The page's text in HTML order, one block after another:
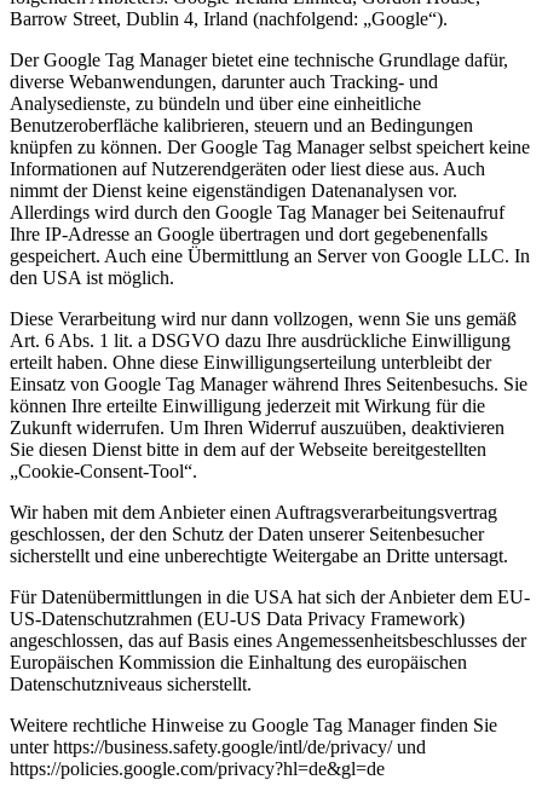
Barrow Street, Dublin 4, Irland (nachfolgend: „Google“).
Der Google Tag Manager bietet eine technische Grundlage dafür,
diverse Webanwendungen, darunter auch Tracking- und
Analysedienste, zu bündeln und über eine einheitliche
Benutzeroberfläche kalibrieren, steuern und an Bedingungen
knüpfen zu können. Der Google Tag Manager selbst speichert keine
Informationen auf Nutzerendgeräten oder liest diese aus. Auch
nimmt der Dienst keine eigenständigen Datenanalysen vor.
Allerdings wird durch den Google Tag Manager bei Seitenaufruf
Ihre IP-Adresse an Google übertragen und dort gegebenenfalls
gespeichert. Auch eine Übermittlung an Server von Google LLC. In
den USA ist möglich.
Diese Verarbeitung wird nur dann vollzogen, wenn Sie uns gemäß
Art. 6 Abs. 1 lit. a DSGVO dazu Ihre ausdrückliche Einwilligung
erteilt haben. Ohne diese Einwilligungserteilung unterbleibt der
Einsatz von Google Tag Manager während Ihres Seitenbesuchs. Sie
können Ihre erteilte Einwilligung jederzeit mit Wirkung für die
Zukunft widerrufen. Um Ihren Widerruf auszuüben, deaktivieren
Sie diesen Dienst bitte in dem auf der Webseite bereitgestellten
„Cookie-Consent-Tool“.
Wir haben mit dem Anbieter einen Auftragsverarbeitungsvertrag
geschlossen, der den Schutz der Daten unserer Seitenbesucher
sicherstellt und eine unberechtigte Weitergabe an Dritte untersagt.
Für Datenübermittlungen in die USA hat sich der Anbieter dem EU-
US-Datenschutzrahmen (EU-US Data Privacy Framework)
angeschlossen, das auf Basis eines Angemessenheitsbeschlusses der
Europäischen Kommission die Einhaltung des europäischen
Datenschutzniveaus sicherstellt.
Weitere rechtliche Hinweise zu Google Tag Manager finden Sie
unter https://business.safety.google/intl/de/privacy/ und
https://policies.google.com/privacy?hl=de&gl=de